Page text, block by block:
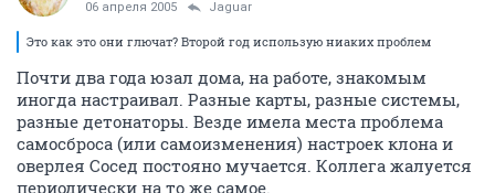
06 апреля 2005 Jaguar
Это как это они глючат? Второй год использую ниаких проблем
Почти два года юзал дома, на работе, знакомым
иногда настраивал. Разные карты, разные системы,
разные детонаторы. Везде имела места проблема
самосброса (или самоизменения) настроек клона и
оверлея Сосед постояно мучается. Коллега жалуется
периодически на то же самое.